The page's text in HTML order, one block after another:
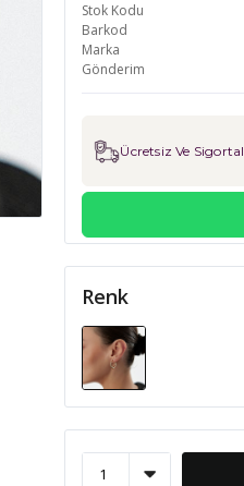
Stok Kodu
Barkod
Marka
Gönderim
Ücretsiz Ve
Renk